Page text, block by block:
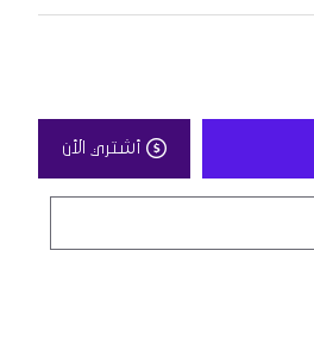
أشتري الأن